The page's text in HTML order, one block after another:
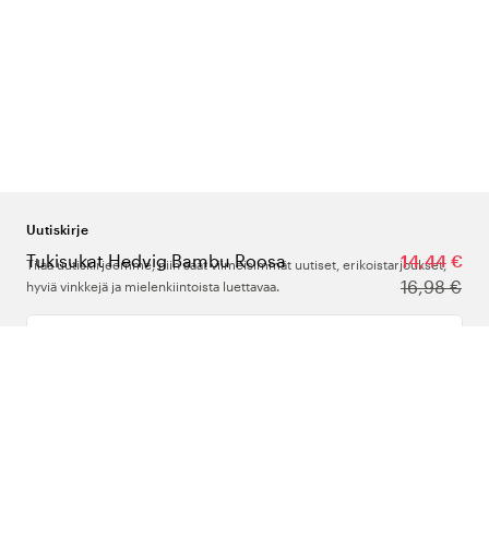
Tukisukat Hedvig Bambu Roosa
14,44 €
16,98 €
Uutiskirje
Tilaa uutiskirjeemme, niin saat viimeisimmät uutiset, erikoistarjoukset,
hyviä vinkkejä ja mielenkiintoista luettavaa.
Kirjoita sähköpostiosoitteesi